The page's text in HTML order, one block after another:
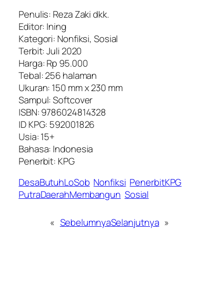
Penulis: Reza Zaki dkk.
Editor: Ining
Kategori: Nonfiksi, Sosial
Terbit: Juli 2020
Harga: Rp 95.000
Tebal: 256 halaman
Ukuran: 150 mm x 230 mm
Sampul: Softcover
ISBN: 9786024814328
ID KPG: 592001826
Usia: 15+
Bahasa: Indonesia
Penerbit: KPG
DesaButuhLoSob Nonfiksi PenerbitKPG
PutraDaerahMembangun Sosial
« SebelumnyaSelanjutnya »